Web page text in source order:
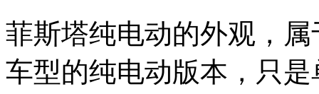
菲斯塔纯电动的外观，
车型的纯电动版本，只